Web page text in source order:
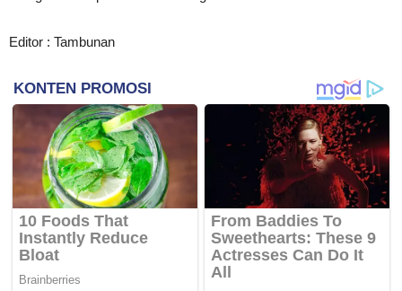
Editor : Tambunan